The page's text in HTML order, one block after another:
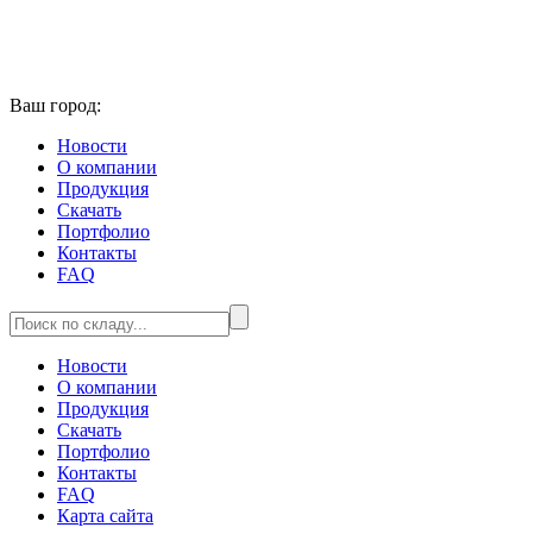
Ваш город:
Новости
О компании
Продукция
Скачать
Портфолио
Контакты
FAQ
Новости
О компании
Продукция
Скачать
Портфолио
Контакты
FAQ
Карта сайта